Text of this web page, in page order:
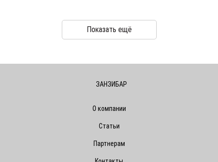
Показать ещё
ЗАНЗИБАР
О компании
Статьи
Партнерам